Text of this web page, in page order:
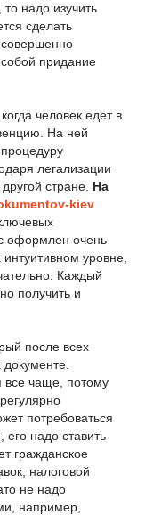
надо изучить
сделать
совершенно
придание
человек едет в
На ней
легализации
стране. На
kiev
оформлен очень
уровне,
Каждый
получить и
после всех
все чаще, потому
потребоваться
надо ставить
гражданское
налоговой
не надо
например,